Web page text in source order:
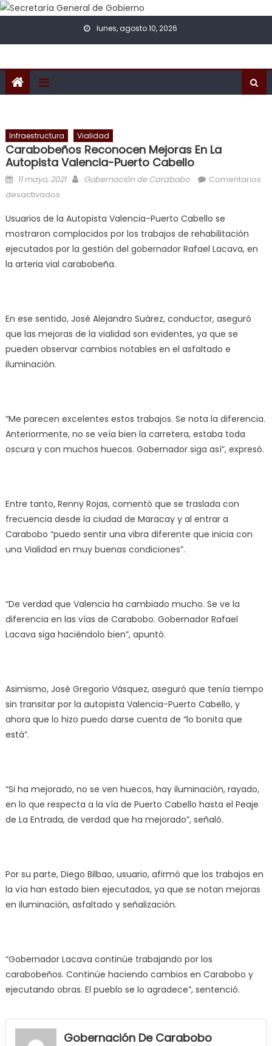
Skip to content
lunes, agosto 10, 2026
Infraestructura Vialidad
Carabobeños Reconocen Mejoras En La
Autopista Valencia-Puerto Cabello
Posted on
11 mayo, 2021 Author
Gobernación de Carabobo
Comentarios
desactivados
Usuarios de la Autopista Valencia-Puerto Cabello se
mostraron complacidos por los trabajos de rehabilitación
ejecutados por la gestión del gobernador Rafael Lacava, en
la arteria vial carabobeña.
En ese sentido, José Alejandro Suárez, conductor, aseguró
que las mejoras de la vialidad son evidentes, ya que se
pueden observar cambios notables en el asfaltado e
iluminación.
“Me parecen excelentes estos trabajos. Se nota la diferencia.
Anteriormente, no se veía bien la carretera, estaba toda
oscura y con muchos huecos. Gobernador siga así”, expresó.
Entre tanto, Renny Rojas, comentó que se traslada con
frecuencia desde la ciudad de Maracay y al entrar a
Carabobo “puedo sentir una vibra diferente que inicia con
una Vialidad en muy buenas condiciones”.
“De verdad que Valencia ha cambiado mucho. Se ve la
diferencia en las vías de Carabobo. Gobernador Rafael
Lacava siga haciéndolo bien”, apuntó.
Asimismo, José Gregorio Vásquez, aseguró que tenía tiempo
sin transitar por la autopista Valencia-Puerto Cabello, y
ahora que lo hizo puedo darse cuenta de “lo bonita que
está”.
“Si ha mejorado, no se ven huecos, hay iluminación, rayado,
en lo que respecta a la vía de Puerto Cabello hasta el Peaje
de La Entrada, de verdad que ha mejorado”, señaló.
Por su parte, Diego Bilbao, usuario, afirmó que los trabajos en
la vía han estado bien ejecutados, ya que se notan mejoras
en iluminación, asfaltado y señalización.
“Gobernador Lacava continúe trabajando por los
carabobeños. Continúe haciendo cambios en Carabobo y
ejecutando obras. El pueblo se lo agradece”, sentenció.
my
neighbor
Gobernación De Carabobo